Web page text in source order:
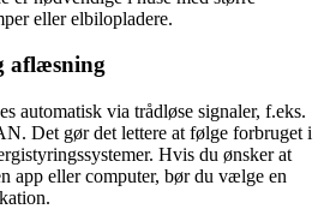
eller elbilopladere.
aflæsning
automatisk via trådløse signaler, f.eks.
Det gør det lettere at følge forbruget i
Hvis du ønsker at
app eller computer, bør du vælge en